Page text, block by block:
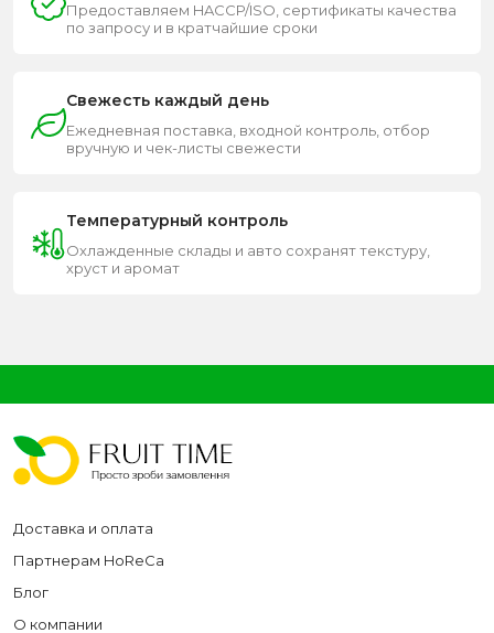
Предоставляем HACCP/ISO, сертификаты качества
по запросу и в кратчайшие сроки
Свежесть каждый день
Ежедневная поставка, входной контроль, отбор
вручную и чек-листы свежести
Температурный контроль
Охлажденные склады и авто сохранят текстуру,
хруст и аромат
Доставка и оплата
Партнерам HoReCa
Блог
О компании